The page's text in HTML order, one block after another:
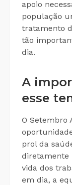
apoio
população
tratamento
tão
dia.
A
esse
O Setembro
prol da
diretamente
vida dos
em dia, a